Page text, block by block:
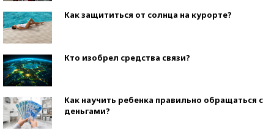
Как защититься от солнца на курорте?
Кто изобрел средства связи?
Как научить ребенка правильно обращаться с
деньгами?